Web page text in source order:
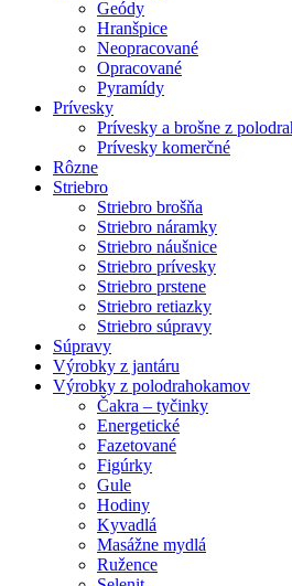
Geódy
Hranšpice
Neopracované
Opracované
Pyramídy
Prívesky
Prívesky a brošne z
Prívesky komerčné
Rôzne
Striebro
Striebro brošňa
Striebro náramky
Striebro náušnice
Striebro prívesky
Striebro prstene
Striebro retiazky
Striebro súpravy
Súpravy
Výrobky z jantáru
Výrobky z polodrahokamov
Čakra – tyčinky
Energetické
Fazetované
Figúrky
Gule
Hodiny
Kyvadlá
Masážne mydlá
Ružence